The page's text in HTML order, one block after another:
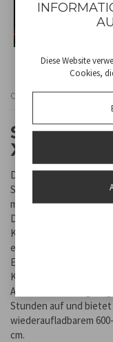
Cod P207ILO226
SOLAR-
XL
Dekorieren Sie Ihren
Solarleuchte, die
mit einem
Dunkelheit automatisch
Kabel oder manuelles
erzeugt einen
Einfahrten, Terrassen
Kunststoff mit
Außenbereich
Stunden auf und bietet
wiederaufladbarem
cm.
Diese Website
Cookies,